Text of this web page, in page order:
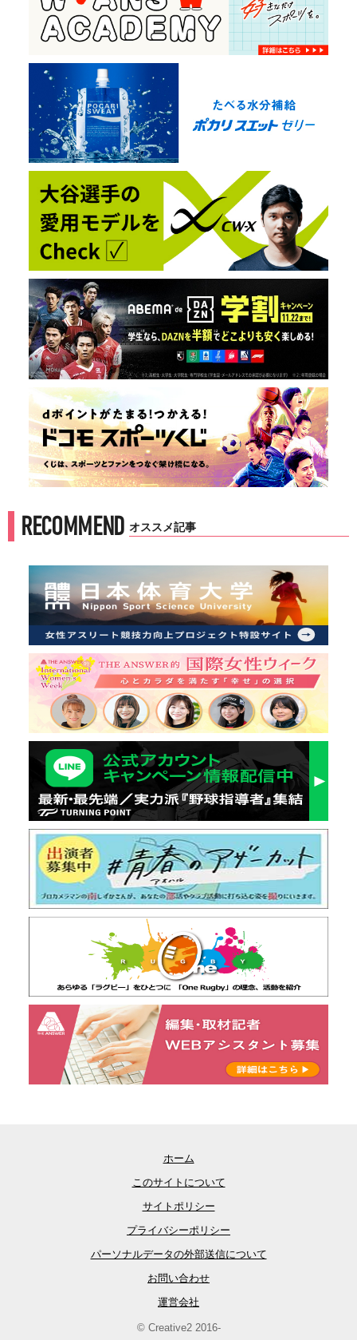
RECOMMEND オススメ記事
ホーム
このサイトについて
サイトポリシー
プライバシーポリシー
パーソナルデータの外部送信について
お問い合わせ
運営会社
© Creative2 2016-